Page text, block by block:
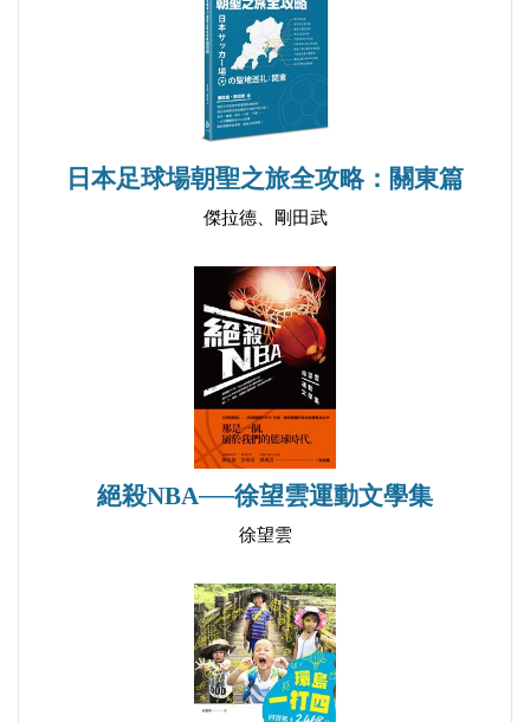
《浙江國術游藝大會彙刊》紀錄了遊藝大會的詳細資
料，包括當時不同界別名人對武術的意見、大會的會
務與公牘、各方的電文和公函、比賽的成績等等，尤
其圖片，彌足珍貴。文字與圖片，提供後世無限的遙
想，實是民國武術的可貴的紀錄。
日本足球場朝聖之旅全攻略：關東篇
傑拉德、剛田武
絕殺NBA──徐望雲運動文學集
徐望雲